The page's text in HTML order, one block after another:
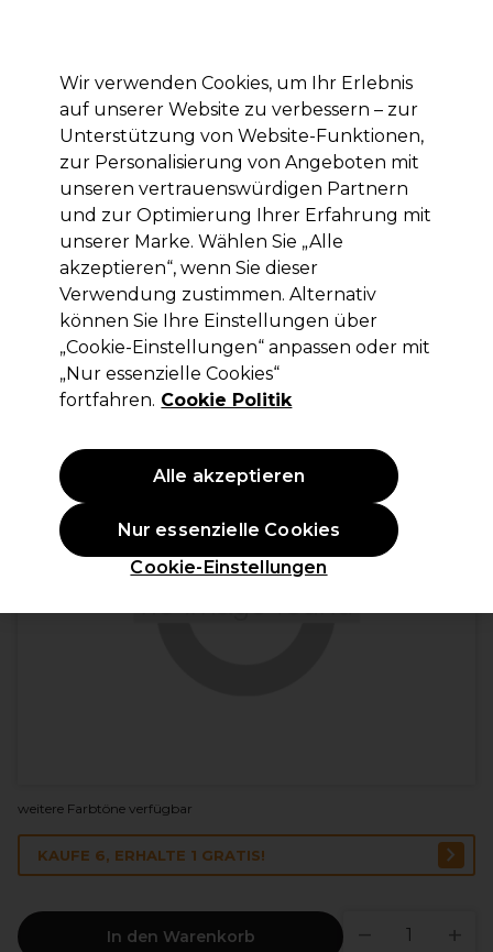
Anmelden
Marken Deals Haare Elektrogeräte Saloneinrichtung
Lieferung und Lieferzeiten
– mehr erfahren
Redken Shades EQ Bonder Inside 60ml
(8)
12,80 €ohne MwSt. (PROFI-PREIS)
15,23 €inkl. MwSt.)| 21.33 € pro 100ml
ANGEBOT
weitere Farbtöne verfügbar
KAUFE 6, ERHALTE 1 GRATIS!
In den Warenkorb
Wir verwenden Cookies, um Ihr Erlebnis
auf unserer Website zu verbessern – zur
Unterstützung von Website-Funktionen,
zur Personalisierung von Angeboten mit
unseren vertrauenswürdigen Partnern
und zur Optimierung Ihrer Erfahrung mit
unserer Marke. Wählen Sie „Alle
akzeptieren“, wenn Sie dieser
Verwendung zustimmen. Alternativ
können Sie Ihre Einstellungen über
„Cookie-Einstellungen“ anpassen oder mit
„Nur essenzielle Cookies“
fortfahren. Cookie Politik
Cookie-Einstellungen
Nur essenzielle Cookies
Alle akzeptieren